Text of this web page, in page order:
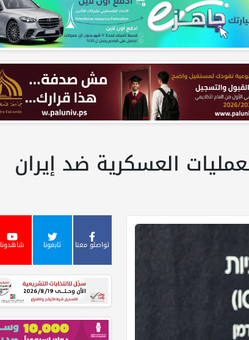
العسكرية ضد إيران
تواصلو معنا تابعونا شاهدونا